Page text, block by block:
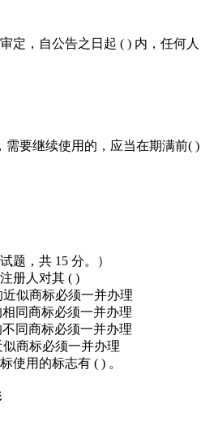
定，自公告之日起 ( ) 内，任何人
需要继续使用的，应当在期满前( )
题，共 15 分。）
册人对其 ( )
似商标必须一并办理
同商标必须一并办理
同商标必须一并办理
商标必须一并办理
使用的标志有 ( ) 。